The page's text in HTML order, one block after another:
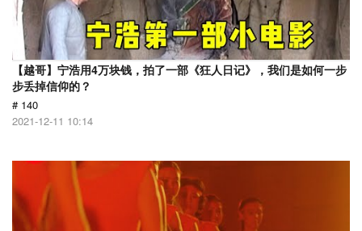
【越哥】宁浩用4万块钱，拍了一部《狂人日记》，我们是如何一步
步丢掉信仰的？
# 140
2021-12-11 10:14